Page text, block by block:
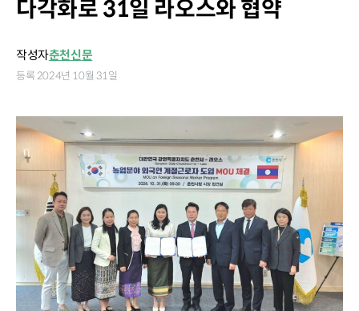
다각화로 31일 라오스와 협약
작성자춘천신문
등록 2024년 10월 31일